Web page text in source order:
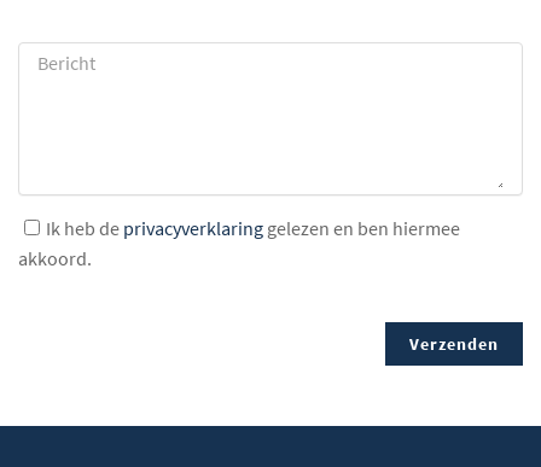
Ik heb de privacyverklaring gelezen en ben hiermee
akkoord.